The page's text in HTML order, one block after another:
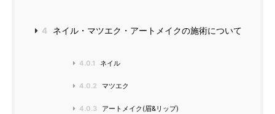
4 ネイル・マツエク・アートメイクの施術について
4.0.1 ネイル
4.0.2 マツエク
4.0.3 アートメイク(眉&リップ)